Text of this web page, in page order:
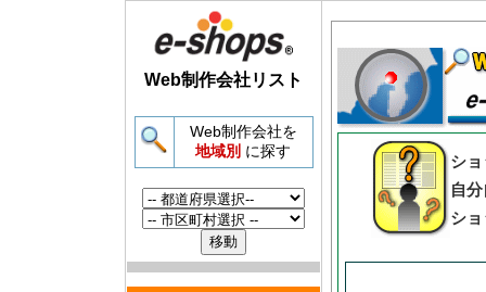
Web制作会社リスト
Web制作会社を
地域別 に探す
シ
自
シ